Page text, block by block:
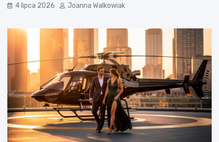
4 lipca 2026 Joanna Walkowiak